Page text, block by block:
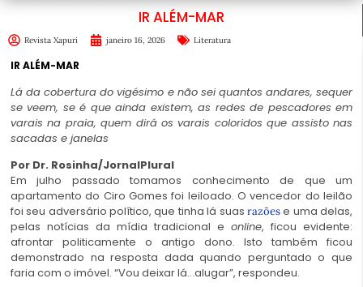
IR ALÉM-MAR
Revista Xapuri janeiro 16, 2026 Literatura
IR ALÉM-MAR
Lá da cobertura do vigésimo e não sei quantos andares, sequer
se veem, se é que ainda existem, as redes de pescadores em
varais na praia, quem dirá os varais coloridos que assisto nas
sacadas e janelas
Por Dr. Rosinha/JornalPlural
Em julho passado tomamos conhecimento de que um
apartamento do Ciro Gomes foi leiloado. O vencedor do leilão
foi seu adversário político, que tinha lá suas razõese uma delas,
pelas notícias da mídia tradicional e online, ficou evidente:
afrontar politicamente o antigo dono. Isto também ficou
demonstrado na resposta dada quando perguntado o que
faria com o imóvel. “Vou deixar lá…alugar”, respondeu.